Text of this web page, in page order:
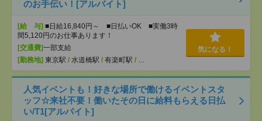
のお手伝い！[アルバイト]
[給 与] ■日給16,840円～ ■日払いOK ■実働3時
間5,120円のお仕事あります！
[交通費]一部支給
[勤務地] 東京駅 / 水道橋駅 / 有楽町駅 / …
気になる！
人気イベントも！好きな場所で働けるイベントスタ
ッフ☆来社不要！働いたその日に給料もらえる日払
い/T1[アルバイト]